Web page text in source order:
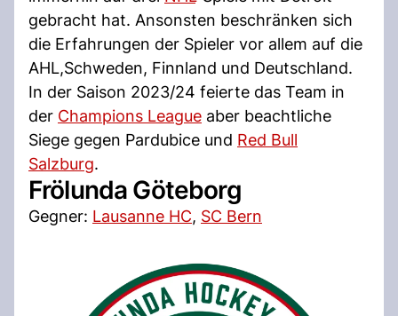
gebracht hat. Ansonsten beschränken sich
die Erfahrungen der Spieler vor allem auf die
AHL,Schweden, Finnland und Deutschland.
In der Saison 2023/24 feierte das Team in
der Champions League aber beachtliche
Siege gegen Pardubice und Red Bull
Salzburg.
Frölunda Göteborg
Gegner: Lausanne HC, SC Bern